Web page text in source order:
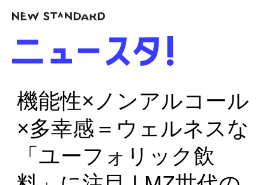
機能性×ノンアルコール
×多幸感＝ウェルネスな
「ユーフォリック飲